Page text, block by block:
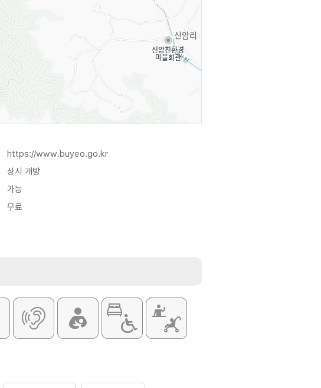
https://www.buyeo.go.kr
상시 개방
가능
무료